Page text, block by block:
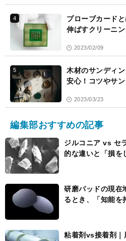
4
プローブカード
伸ばすクリーニ
2023/02/09
5
木材のサンディ
安心！コツやサ
2023/03/23
編集部おすすめの記事
ジルコニア vs セ
的な違いと「損を
研磨パッドの現
るとき、「知能を
粘着剤vs接着剤｜